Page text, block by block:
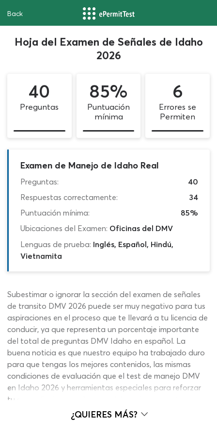
Back
Hoja del Examen de Señales de Idaho
2026
40
Preguntas
85%
Puntuación
mínima
6
Errores se
Permiten
Examen de Manejo de Idaho Real
Preguntas:
40
Respuestas correctamente:
34
Puntuación mínima:
85%
Ubicaciones del Examen: Oficinas del DMV
Lenguas de prueba: Inglés, Español, Hindú,
Vietnamita
Subestimar o ignorar la sección del examen de señales
de transito DMV 2026 puede ser muy negativo para tus
aspiraciones en el proceso que te llevará a tu licencia de
conducir, ya que representa un porcentaje importante
del total de preguntas DMV Idaho en español. La
buena noticia es que nuestro equipo ha trabajado duro
para que tengas los mejores contenidos, las mismas
condiciones de evaluación que el test de manejo DMV
en Idaho 2026 y herramientas especiales para reforzar
tu aprendizaje en cada paso del camino con este
simulador del examen DMV Idaho escrito en español
2026 de señales. Esta herramienta te permite comprobar
¿QUIERES MÁS?